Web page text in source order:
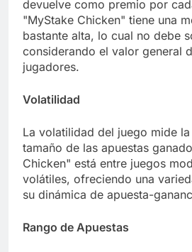
devuelve como premio por
"MyStake Chicken" tiene una
bastante alta, lo cual no debe
considerando el valor general
jugadores.
Volatilidad
La volatilidad del juego mide
tamaño de las apuestas
Chicken" está entre juegos
volátiles, ofreciendo una
su dinámica de apuesta-
Rango de Apuestas